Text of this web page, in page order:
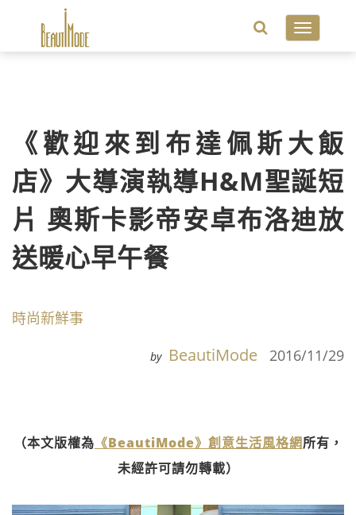
Toggle
《歡迎來到布達佩斯大飯
店》大導演執導H&M聖誕短
片 奧斯卡影帝安卓布洛迪放
送暖心早午餐
時尚新鮮事
by BeautiMode 2016/11/29
（本文版權為 《BeautiMode》創意生活風格網所有，
未經許可請勿轉載）